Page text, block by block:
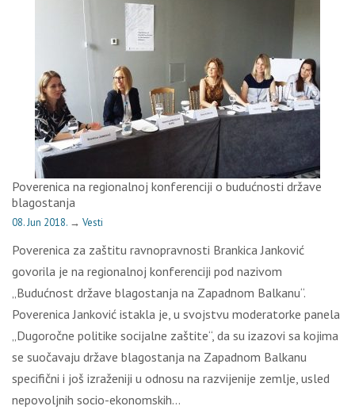
Poverenica na regionalnoj konferenciji o budućnosti države
blagostanja
08. Jun 2018. → Vesti
Poverenica za zaštitu ravnopravnosti Brankica Janković
govorila je na regionalnoj konferenciji pod nazivom
„Budućnost države blagostanja na Zapadnom Balkanu“.
Poverenica Janković istakla je, u svojstvu moderatorke panela
„Dugoročne politike socijalne zaštite“, da su izazovi sa kojima
se suočavaju države blagostanja na Zapadnom Balkanu
specifični i još izraženiji u odnosu na razvijenije zemlјe, usled
nepovolјnih socio-ekonomskih…